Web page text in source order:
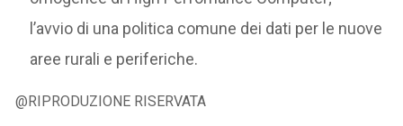
l’avvio di una politica comune dei dati per le nuove
aree rurali e periferiche.
@RIPRODUZIONE RISERVATA